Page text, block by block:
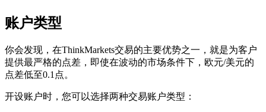
账户类型
你会发现，在ThinkMarkets交易的主要优势之一，就是为客户
提供最严格的点差，即使在波动的市场条件下，欧元/美元的
点差低至0.1点。
开设账户时，您可以选择两种交易账户类型：